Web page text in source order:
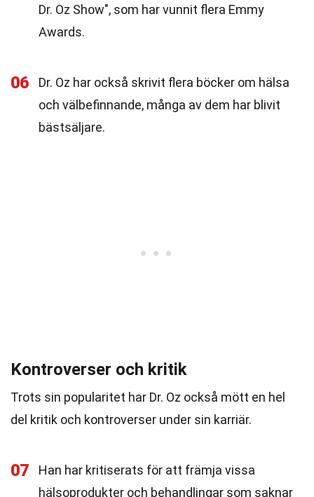
Dr. Oz Show", som har vunnit flera Emmy
Awards.
06
Dr. Oz har också skrivit flera böcker om hälsa
och välbefinnande, många av dem har blivit
bästsäljare.
Kontroverser och kritik
Trots sin popularitet har Dr. Oz också mött en hel
del kritik och kontroverser under sin karriär.
07
Han har kritiserats för att främja vissa
hälsoprodukter och behandlingar som saknar